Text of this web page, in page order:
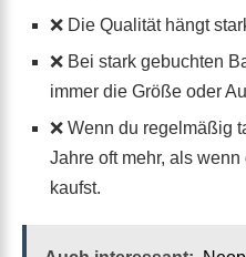
❌ Die Qualität hängt
❌ Bei stark gebuchten
immer die Größe oder
❌ Wenn du regelmäßig
Jahre oft mehr, als
kaufst.